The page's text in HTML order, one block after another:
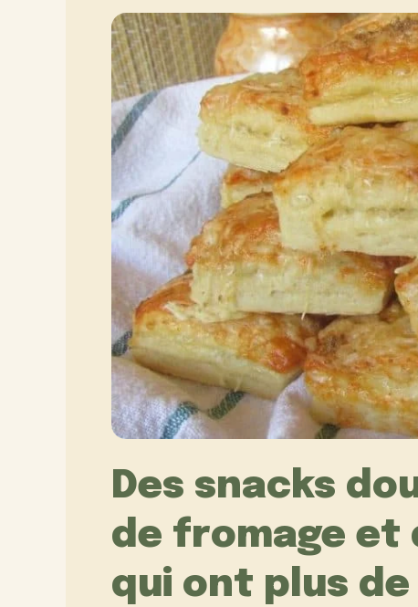
Des snacks
de fromage et
qui ont plus